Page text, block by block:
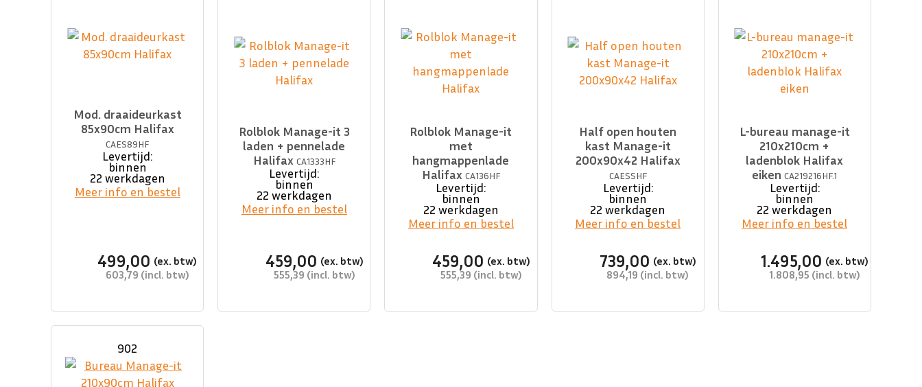
Mod. draaideurkast
85x90cm Halifax
CAES89HF
Levertijd:
binnen
22 werkdagen
499,00
603,79
Meer info en bestel
Rolblok Manage-it 3
laden + pennelade
Halifax CA1333HF
Levertijd:
binnen
22 werkdagen
459,00
555,39
Meer info en bestel
Rolblok Manage-it
met
hangmappenlade
Halifax CA136HF
Levertijd:
binnen
22 werkdagen
459,00
555,39
Meer info en bestel
Half open houten
kast Manage-it
200x90x42 Halifax
CAESSHF
Levertijd:
binnen
22 werkdagen
739,00
894,19
Meer info en bestel
L-bureau manage-it
210x210cm +
ladenblok Halifax
eikenCA219216HF.1
Levertijd:
binnen
22 werkdagen
1.495,00
1.808,95
Meer info en bestel
902